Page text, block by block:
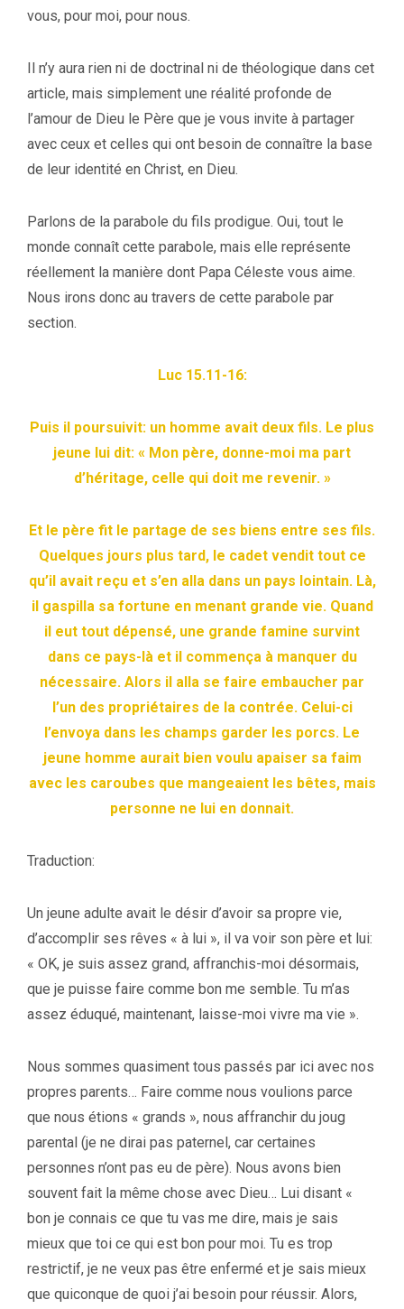
vous, pour moi, pour nous.
Il n’y aura rien ni de doctrinal ni de théologique dans cet
article, mais simplement une réalité profonde de
l’amour de Dieu le Père que je vous invite à partager
avec ceux et celles qui ont besoin de connaître la base
de leur identité en Christ, en Dieu.
Parlons de la parabole du fils prodigue. Oui, tout le
monde connaît cette parabole, mais elle représente
réellement la manière dont Papa Céleste vous aime.
Nous irons donc au travers de cette parabole par
section.
Luc 15.11-16:
Puis il poursuivit: un homme avait deux fils. Le plus
jeune lui dit: « Mon père, donne-moi ma part
d’héritage, celle qui doit me revenir. »
Et le père fit le partage de ses biens entre ses fils.
Quelques jours plus tard, le cadet vendit tout ce
qu’il avait reçu et s’en alla dans un pays lointain. Là,
il gaspilla sa fortune en menant grande vie. Quand
il eut tout dépensé, une grande famine survint
dans ce pays-là et il commença à manquer du
nécessaire. Alors il alla se faire embaucher par
l’un des propriétaires de la contrée. Celui-ci
l’envoya dans les champs garder les porcs. Le
jeune homme aurait bien voulu apaiser sa faim
avec les caroubes que mangeaient les bêtes, mais
personne ne lui en donnait.
Traduction:
Un jeune adulte avait le désir d’avoir sa propre vie,
d’accomplir ses rêves « à lui », il va voir son père et lui:
« OK, je suis assez grand, affranchis-moi désormais,
que je puisse faire comme bon me semble. Tu m’as
assez éduqué, maintenant, laisse-moi vivre ma vie ».
Nous sommes quasiment tous passés par ici avec nos
propres parents… Faire comme nous voulions parce
que nous étions « grands », nous affranchir du joug
parental (je ne dirai pas paternel, car certaines
personnes n’ont pas eu de père). Nous avons bien
souvent fait la même chose avec Dieu… Lui disant «
bon je connais ce que tu vas me dire, mais je sais
mieux que toi ce qui est bon pour moi. Tu es trop
restrictif, je ne veux pas être enfermé et je sais mieux
que quiconque de quoi j’ai besoin pour réussir. Alors,